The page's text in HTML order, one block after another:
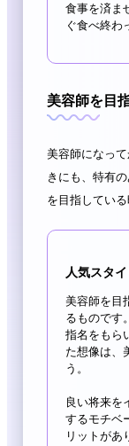
食事を済ま
ぐ食べ終わ
美容師を目
美容師になっ
きにも、特有
を目指してい
人気スタ
美容師を目
るものです
指名をもら
た想像は、
う。
良い将来を
するモチベ
リットがあ